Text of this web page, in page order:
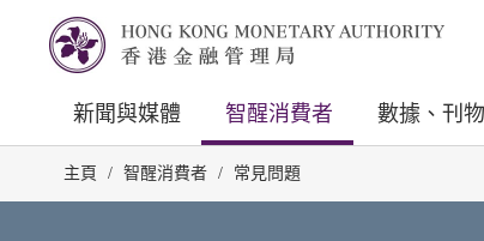
新聞與媒體 智醒消費者 數據、刊
主頁 / 智醒消費者 / 常見問題